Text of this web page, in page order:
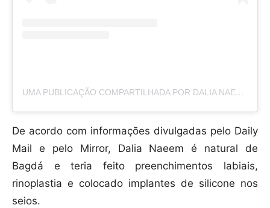
UMA PUBLICAÇÃO COMPARTILHADA POR DALIA NAEEM | داليا نعيم (@DALIA_NAIM1)
De acordo com informações divulgadas pelo Daily
Mail e pelo Mirror, Dalia Naeem é natural de
Bagdá e teria feito preenchimentos labiais,
rinoplastia e colocado implantes de silicone nos
seios.